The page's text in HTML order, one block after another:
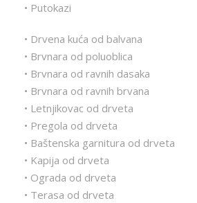
• Putokazi
• Drvena kuća od balvana
• Brvnara od poluoblica
• Brvnara od ravnih dasaka
• Brvnara od ravnih brvana
• Letnjikovac od drveta
• Pregola od drveta
• Baštenska garnitura od drveta
• Kapija od drveta
• Ograda od drveta
• Terasa od drveta